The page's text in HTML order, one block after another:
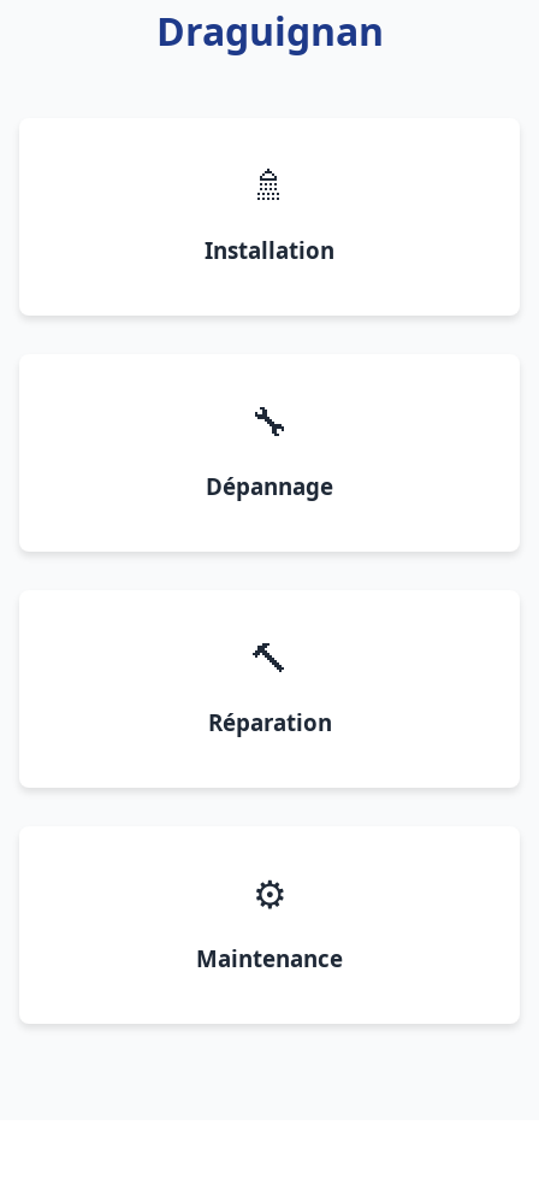
Draguignan
🚿
Installation
🔧
Dépannage
🔨
Réparation
⚙️
Maintenance